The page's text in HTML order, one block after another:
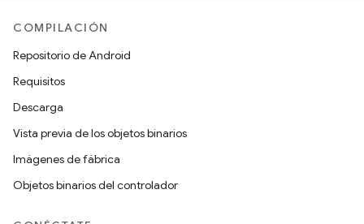
COMPILACIÓN
Repositorio de Android
Requisitos
Descarga
Vista previa de los objetos binarios
Imágenes de fábrica
Objetos binarios del controlador